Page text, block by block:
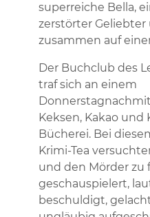
superreiche Bella,
zerstörter Geliebter
zusammen auf
Der Buchclub des
traf sich an einem
Keksen, Kakao und
Bücherei. Bei
Krimi-Tea
und den Mörder zu
geschauspielert,
beschuldigt,